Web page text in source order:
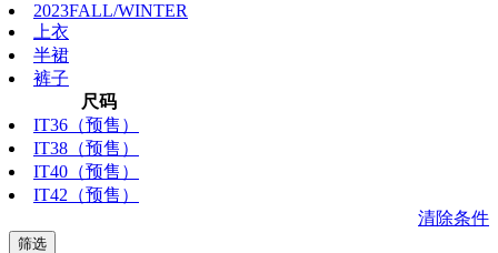
2023FALL/WINTER
上衣
半裙
裤子
尺码
IT36（预售）
IT38（预售）
IT40（预售）
IT42（预售）
清除条件
筛选